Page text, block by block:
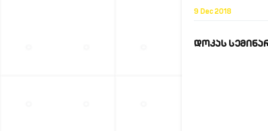
9 Dec 2018
ᲓᲝᲙᲐᲡ